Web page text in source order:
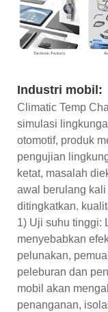
Industri mobil:
Climatic Temp
simulasi
otomotif, produk
pengujian
ketat, masalah
awal berulang
ditingkatkan.
1) Uji suhu tinggi:
menyebabkan
pelunakan,
peleburan dan
mobil akan
penanganan,